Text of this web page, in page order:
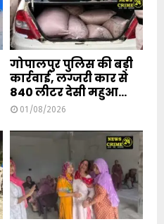
गोपालपुर पुलिस की बड़ी
कार्रवाई, लग्जरी कार से
840 लीटर देसी महुआ...
01/08/2026